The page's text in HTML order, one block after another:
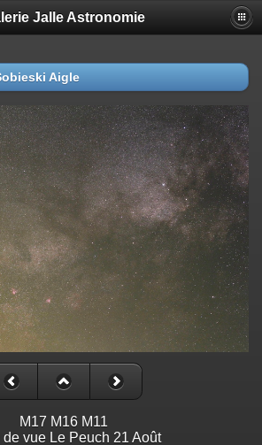
Jalle Astronomie
Aigle
M17 M16 M11
de vue Le Peuch 21 Août